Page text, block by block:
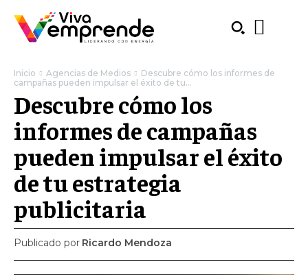
Inicio Agencias de Medios
Descubre cómo los informes de
campañas pueden impulsar el éxito de tu...
Descubre cómo los
informes de campañas
pueden impulsar el éxito
de tu estrategia
publicitaria
Publicado por Ricardo Mendoza